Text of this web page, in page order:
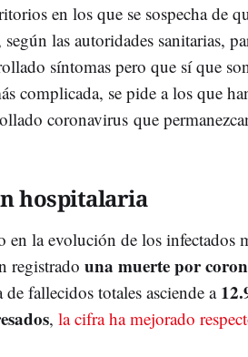
en los que se sospecha de
las autoridades sanitarias,
síntomas pero que sí que
complicada, se pide a los que
coronavirus que
hospitalaria
la evolución de los infectados
registrado una muerte por
fallecidos totales asciende a
, la cifra ha mejorado